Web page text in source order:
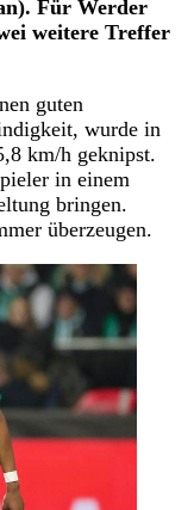
Für Werder
weitere Treffer
guten
wurde in
km/h geknipst.
in einem
bringen.
überzeugen.